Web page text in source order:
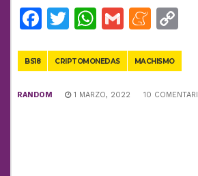
Facebook
Twitter
WhatsApp
Gmail
BS18 CRIPTOMONEDAS MACHISMO
RANDOM 1 MARZO, 2022 10